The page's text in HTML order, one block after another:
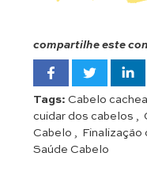
compartilhe este
Tags: Cabelo
cuidar dos cabelos
Cabelo
Finalização
Saúde Cabelo